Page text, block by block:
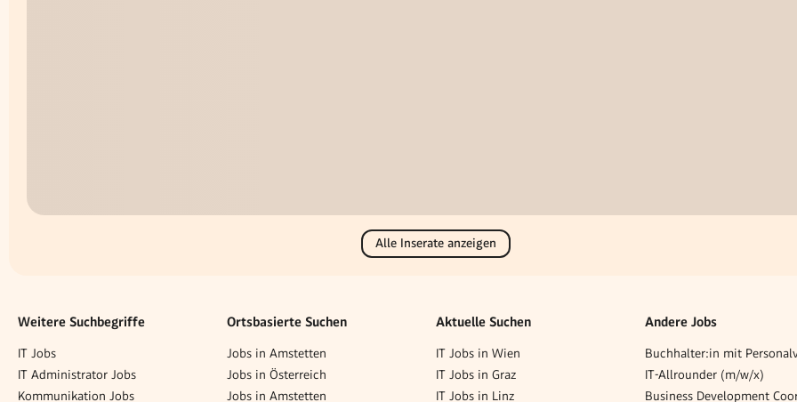
Alle Inserate anzeigen
Weitere Suchbegriffe
IT Jobs
IT Administrator Jobs
Kommunikation Jobs
Ortsbasierte Suchen
Jobs in Amstetten
Jobs in Österreich
Jobs in Amstetten
Aktuelle Suchen
IT Jobs in Wien
IT Jobs in Graz
IT Jobs in Linz
Andere Jobs
IT-Allrounder (m/w/x)